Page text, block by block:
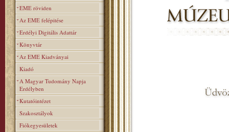
EME röviden
Az EME felépitése
Erdélyi Digitális Adattár
Könyvtár
Az EME Kiadványai
Kiadó
A Magyar Tudomány Napja
Erdélyben
Kutatóintézet
Szakosztályok
Fiókegyesületek